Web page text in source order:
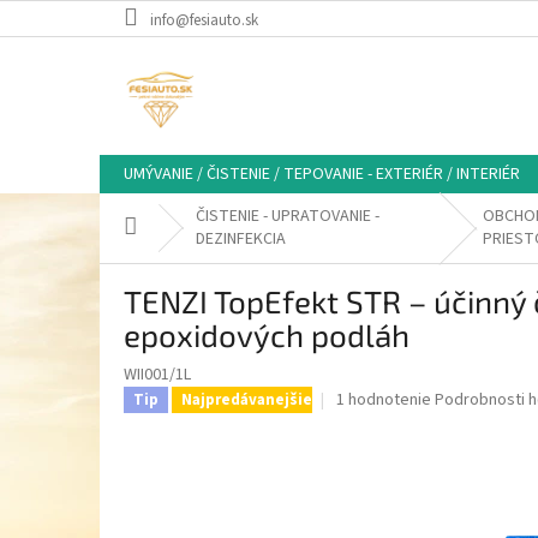
na
info@fesiauto.sk
UMÝVANIE / ČISTENIE / TEPOVANIE - EXTERIÉR / INTERIÉR
DomovČISTENIE - UPRATOVANIE -
DEZINFEKCIA
TENZI TopEfekt STR –
epoxidových podláh
WII001/1L
Tip Najpredávanejšie
Priemerné
1 hodnotenie Podrobnosti